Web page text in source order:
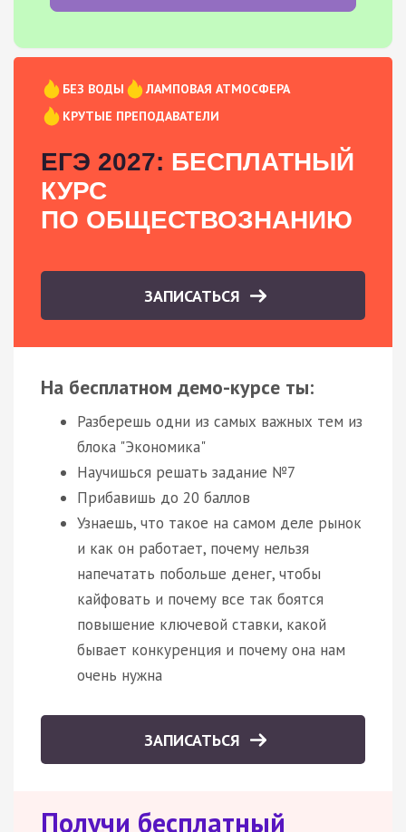
БЕЗ ВОДЫ
ЛАМПОВАЯ АТМОСФЕРА
КРУТЫЕ ПРЕПОДАВАТЕЛИ
ЕГЭ 2027: БЕСПЛАТНЫЙ
КУРС
ПО ОБЩЕСТВОЗНАНИЮ
ЗАПИСАТЬСЯ
На бесплатном демо-курсе ты:
Разберешь одни из самых важных тем из
блока "Экономика"
Научишься решать задание №7
Прибавишь до 20 баллов
Узнаешь, что такое на самом деле рынок
и как он работает, почему нельзя
напечатать побольше денег, чтобы
кайфовать и почему все так боятся
повышение ключевой ставки, какой
бывает конкуренция и почему она нам
очень нужна
ЗАПИСАТЬСЯ
Получи бесплатный